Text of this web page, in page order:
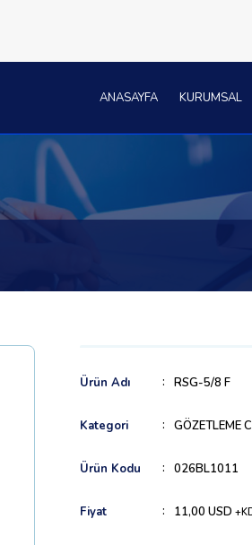
ANASAYFA KURUMSAL
Ürün Adı RSG-5/8 F
Kategori GÖZETLEME
Ürün Kodu 026BL1011
Fiyat 11,00 USD